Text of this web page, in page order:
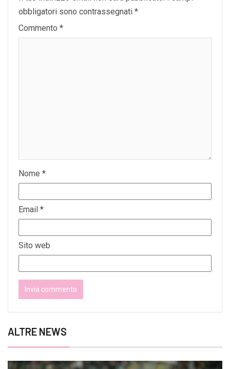
obbligatori sono contrassegnati *
Commento *
Nome *
Email *
Sito web
ALTRE NEWS